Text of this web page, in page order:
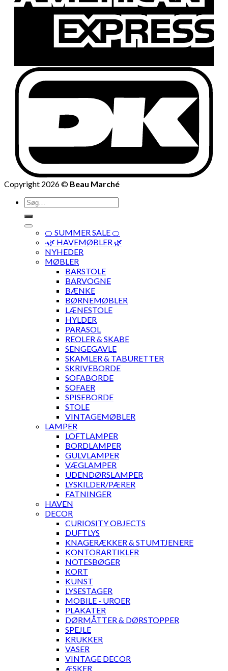
Copyright 2026 © Beau Marché
Søg
efter:
🍊 SUMMER SALE 🍊
·🌿 HAVEMØBLER 🌿
NYHEDER
MØBLER
BARSTOLE
BARVOGNE
BÆNKE
BØRNEMØBLER
LÆNESTOLE
HYLDER
PARASOL
REOLER & SKABE
SENGEGAVLE
SKAMLER & TABURETTER
SKRIVEBORDE
SOFABORDE
SOFAER
SPISEBORDE
STOLE
VINTAGEMØBLER
LAMPER
LOFTLAMPER
BORDLAMPER
GULVLAMPER
VÆGLAMPER
UDENDØRSLAMPER
LYSKILDER/PÆRER
FATNINGER
HAVEN
DECOR
CURIOSITY OBJECTS
DUFTLYS
KNAGERÆKKER & STUMTJENERE
KONTORARTIKLER
NOTESBØGER
KORT
KUNST
LYSESTAGER
MOBILE - UROER
PLAKATER
DØRMÅTTER & DØRSTOPPER
SPEJLE
KRUKKER
VASER
VINTAGE DECOR
ÆSKER